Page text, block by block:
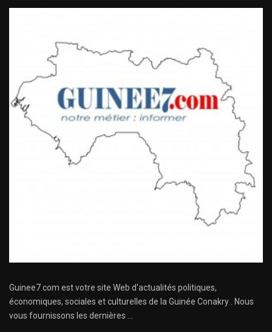
Guinee7.com est votre site Web d'actualités politiques,
économiques, sociales et culturelles de la Guinée Conakry . Nous
vous fournissons les dernières ...